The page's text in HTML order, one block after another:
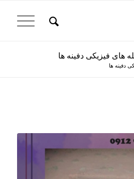
های فیزیکی دفینه ها
دفینه ها